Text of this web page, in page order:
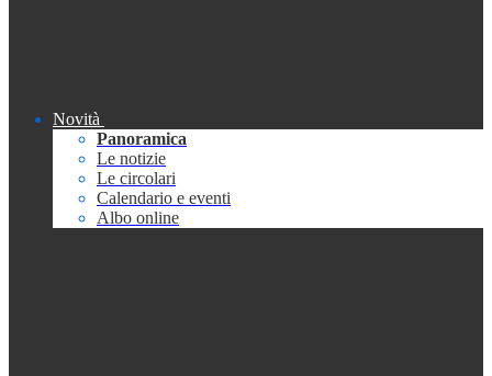
Novità
Panoramica
Le notizie
Le circolari
Calendario e eventi
Albo online